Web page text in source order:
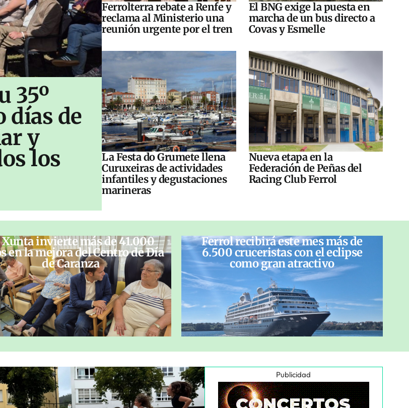
35º
días de
y
los
Ferrolterra rebate a Renfe y
reclama al Ministerio una
reunión urgente por el tren
El BNG exige la puesta en
marcha de un bus directo a
Covas y Esmelle
La Festa do Grumete llena
Curuxeiras de actividades
infantiles y degustaciones
marineras
Nueva etapa en la
Federación de Peñas del
Racing Club Ferrol
Xunta invierte más de 41.000
en la mejora del Centro de Día
de Caranza
Ferrol recibirá este mes más de
6.500 cruceristas con el eclipse
como gran atractivo
Publicidad